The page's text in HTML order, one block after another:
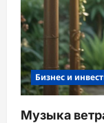
Бизнес и
Музыка